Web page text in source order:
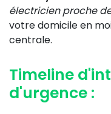
électricien proche
votre domicile en
centrale.
Timeline
d'urgence :